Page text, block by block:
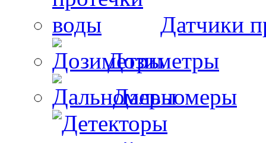
Датчики
Дозиметры
Дальномеры